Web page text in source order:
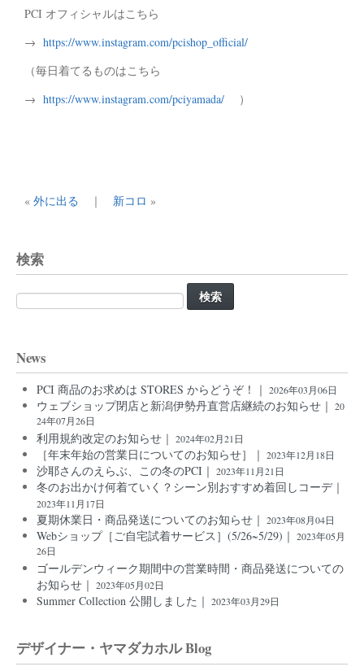
PCI オフィシャルはこちら
→ https://www.instagram.com/pcishop_official/
（毎日着てるものはこちら
→ https://www.instagram.com/pciyamada/ ）
« 外に出る ｜ 新コロ »
検索
検
索:
News
PCI 商品のお求めは STORES からどうぞ！｜ 2026年03月06日
ウェブショップ閉店と新潟伊勢丹直営店継続のお知らせ｜ 20
24年07月26日
利用規約改定のお知らせ｜ 2024年02月21日
［年末年始の営業日についてのお知らせ］｜ 2023年12月18日
沙耶さんのえらぶ、この冬のPCI｜ 2023年11月21日
冬のお出かけ何着ていく？シーン別おすすめ着回しコーデ｜
2023年11月17日
夏期休業日・商品発送についてのお知らせ｜ 2023年08月04日
Webショップ［ご自宅試着サービス］(5/26~5/29)｜ 2023年05月
26日
ゴールデンウィーク期間中の営業時間・商品発送についての
お知らせ｜ 2023年05月02日
Summer Collection 公開しました｜ 2023年03月29日
デザイナー・ヤマダカホル Blog